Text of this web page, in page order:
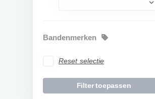
Bandenmerken
Reset selectie